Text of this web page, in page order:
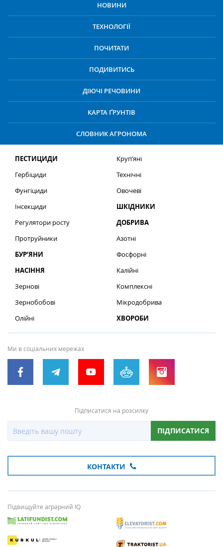
НОВИНИ
ТЕХНОЛОГІЇ
ПОЧИТАТИ
ПОДИВИТИСЬ
ДІЮЧІ РЕЧОВИНИ
КАРТА ҐРУНТІВ
СЛОВНИК АГРОНОМА
ПЕСТИЦИДИ
Гербіциди
Фунгіциди
Інсекциди
Регулятори росту
Протруйники
БУР’ЯНИ
НАСІННЯ
Зернові
Зернобобові
Олійні
Круп’яні
Технічні
Овочеві
ШКІДНИКИ
ДОБРИВА
Азотні
Фосфорні
Калійні
Комплексні
Мікродобрива
ХВОРОБИ
Ми в соціальних мережах
Підписатися на розсилку
ПІДПИСАТИСЯ
КОНТАКТИ
Підвищуйте аграрний IQ